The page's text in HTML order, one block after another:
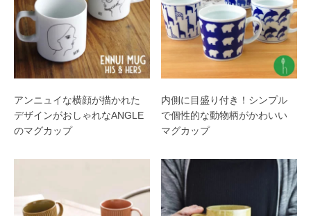
アンニュイな横顔が描かれた
デザインがおしゃれなANGLE
のマグカップ
内側に目盛り付き！シンプル
で個性的な動物柄がかわいい
マグカップ